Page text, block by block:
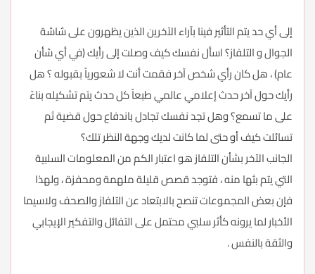
إلى أي حد يتم التأثير فينا بآراء الآخرين الذين يظهرون على شاشة
الجوال و التلفاز؟ اسأل نفسك كيف وصلت إلى رأيك (في أي شأن
عام) ، هل كان رأي شخص آخر فقمت أنت لا شعورياً بقبوله ؟ هل
رأيك حول آخر حدث إعلامي عالمي طبعاً كل حدث يتم تشكيله بناءً
على ما تسمع؟ وهل تجد نفسك تجادل باندفاع حول قضية ثم
تسائلت كيف أو حتى لما كانت لديك وجهة النظر تلك؟
الجانب الآخر بشأن التلفاز هو اعتبار الكم من المعلومات السلبية
التي يتم بثها منه ، فتوجد قصص قليلة ملهمة ومحفزة ، ولهذا
فإن بعض المجموعات تنصح بالابتعاد عن التلفاز والصحف ولاسيما
الأخبار لما يرونه كأثر سلبي محتمل على التفائل والتفكير الإيجابي
والثقة بالنفس .